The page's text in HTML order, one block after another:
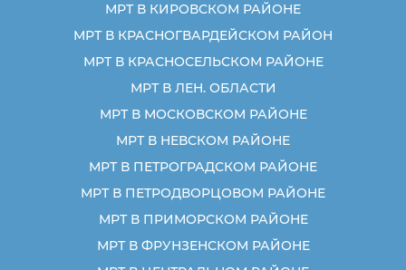
МРТ В КИРОВСКОМ РАЙОНЕ
МРТ В КРАСНОГВАРДЕЙСКОМ РАЙОН
МРТ В КРАСНОСЕЛЬСКОМ РАЙОНЕ
МРТ В ЛЕН. ОБЛАСТИ
МРТ В МОСКОВСКОМ РАЙОНЕ
МРТ В НЕВСКОМ РАЙОНЕ
МРТ В ПЕТРОГРАДСКОМ РАЙОНЕ
МРТ В ПЕТРОДВОРЦОВОМ РАЙОНЕ
МРТ В ПРИМОРСКОМ РАЙОНЕ
МРТ В ФРУНЗЕНСКОМ РАЙОНЕ